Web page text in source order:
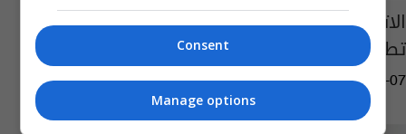
الاتحاد الدولي لحماية الطبيعة يؤكد أهمية
تطوير إدارة الموارد المائية بالأراضي الجافة
07:17 | 2016-09-07
Consent
Manage options